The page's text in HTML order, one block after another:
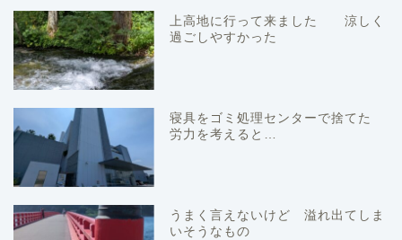
上高地に行って来ました 涼しく
過ごしやすかった
寝具をゴミ処理センターで捨てた
労力を考えると…
うまく言えないけど 溢れ出てしま
いそうなもの